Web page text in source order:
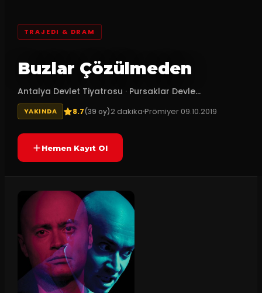
TRAJEDI & DRAM
Buzlar Çözülmeden
Antalya Devlet Tiyatrosu · Pursaklar Devle...
YAKINDA 8.7(39 oy)2 dakikaPrömiyer 09.10.2019
Hemen Kayıt Ol